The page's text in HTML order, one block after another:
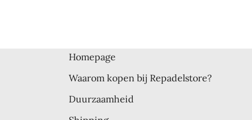
Homepage
Waarom kopen bij Repadelstore?
Duurzaamheid